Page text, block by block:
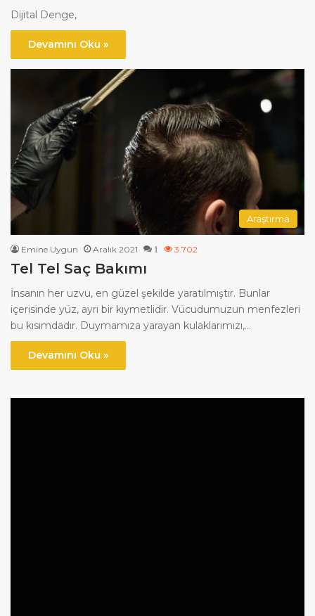
Dijital Denge,
Devamını Oku »
Araştırma
Emine Uygun Aralık 2021 1 3.702
Tel Tel Saç Bakımı
İnsanın her uzvu, en güzel şekilde yaratılmıştır. Bunlar
içerisinde yüz, ayrı bir kıymetlidir. Vücudumuzun menfezleri
bu kısımdadır. Duymamıza yarayan kulaklarımızı,…
Devamını Oku »